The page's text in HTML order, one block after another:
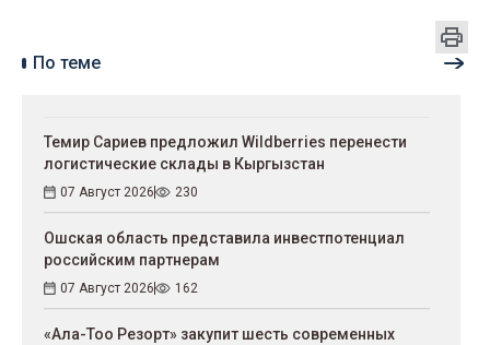
По теме
Темир Сариев предложил Wildberries перенести
логистические склады в Кыргызстан
07 Август 2026 230
Ошская область представила инвестпотенциал
российским партнерам
07 Август 2026 162
«Ала-Тоо Резорт» закупит шесть современных